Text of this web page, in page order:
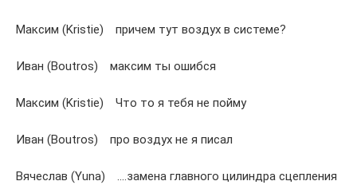
Максим (Kristie) причем тут воздух в системе?
Иван (Boutros) максим ты ошибся
Максим (Kristie) Что то я тебя не пойму
Иван (Boutros) про воздух не я писал
Вячеслав (Yuna) ….замена главного цилиндра сцепления